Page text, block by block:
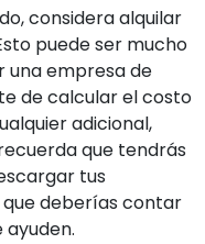
considera alquilar
puede ser mucho
una empresa de
de calcular el costo
adicional,
que tendrás
tus
deberías contar